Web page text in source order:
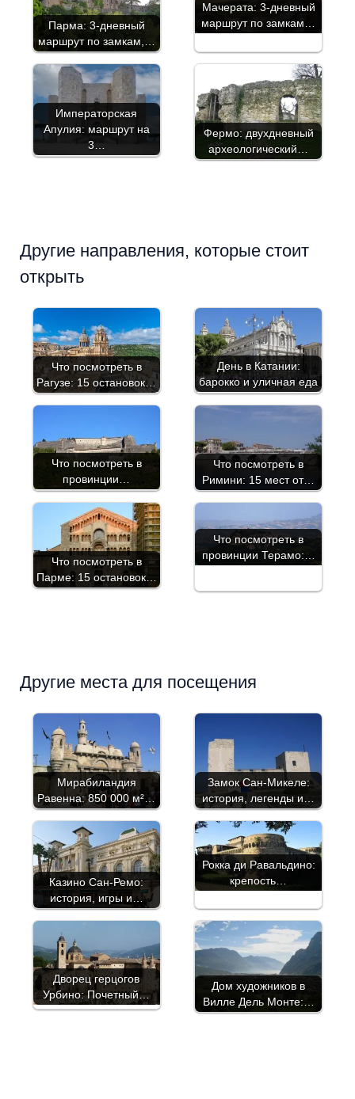
Парма: 3-дневный
маршрут по замкам,…
Мачерата: 3-дневный
маршрут по замкам…
Императорская
Апулия: маршрут на
3…
Фермо: двухдневный
археологический…
Другие направления, которые стоит
открыть
Что посмотреть в
Рагузе: 15 остановок…
День в Катании:
барокко и уличная еда
Что посмотреть в
провинции…
Что посмотреть в
Римини: 15 мест от…
Что посмотреть в
Парме: 15 остановок…
Что посмотреть в
провинции Терамо:…
Другие места для посещения
Мирабиландия
Равенна: 850 000 м²…
Замок Сан-Микеле:
история, легенды и…
Казино Сан-Ремо:
история, игры и…
Рокка ди Равальдино:
крепость…
Дворец герцогов
Урбино: Почетный…
Дом художников в
Вилле Дель Монте:…